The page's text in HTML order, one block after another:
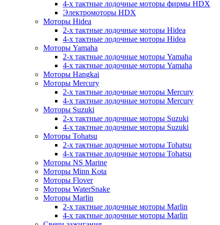
4-х тактные лодочные моторы фирмы HDX
Электромоторы HDX
Моторы Hidea
2-х тактные лодочные моторы Hidea
4-х тактные лодочные моторы Hidea
Моторы Yamaha
2-х тактные лодочные моторы Yamaha
4-х тактные лодочные моторы Yamaha
Моторы Hangkai
Моторы Mercury
2-х тактные лодочные моторы Mercury
4-х тактные лодочные моторы Mercury
Моторы Suzuki
2-х тактные лодочные моторы Suzuki
4-х тактные лодочные моторы Suzuki
Моторы Tohatsu
2-х тактные лодочные моторы Tohatsu
4-х тактные лодочные моторы Tohatsu
Моторы NS Marine
Моторы Minn Kota
Моторы Flover
Моторы WaterSnake
Моторы Marlin
2-х тактные лодочные моторы Marlin
4-х тактные лодочные моторы Marlin